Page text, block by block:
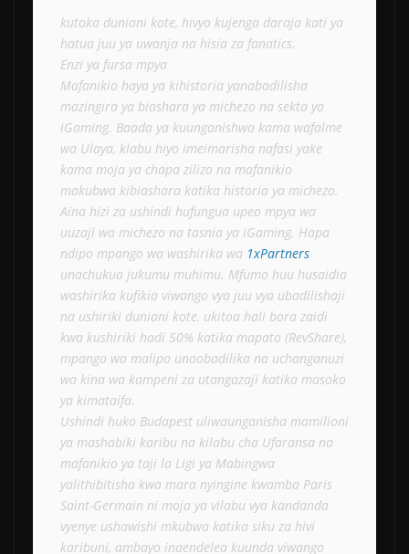
kutoka duniani kote, hivyo kujenga daraja kati ya
hatua juu ya uwanja na hisia za fanatics.
Enzi ya fursa mpya
Mafanikio haya ya kihistoria yanabadilisha
mazingira ya biashara ya michezo na sekta ya
iGaming. Baada ya kuunganishwa kama wafalme
wa Ulaya, klabu hiyo imeimarisha nafasi yake
kama moja ya chapa zilizo na mafanikio
makubwa kibiashara katika historia ya michezo.
Aina hizi za ushindi hufungua upeo mpya wa
uuzaji wa michezo na tasnia ya iGaming. Hapa
ndipo mpango wa washirika wa
unachukua jukumu muhimu. Mfumo huu husaidia
washirika kufikia viwango vya juu vya ubadilishaji
na ushiriki duniani kote, ukitoa hali bora zaidi
kwa kushiriki hadi 50% katika mapato (RevShare),
mpango wa malipo unaobadilika na uchanganuzi
wa kina wa kampeni za utangazaji katika masoko
ya kimataifa.
Ushindi huko Budapest uliwaunganisha mamilioni
ya mashabiki karibu na kilabu cha Ufaransa na
mafanikio ya taji la Ligi ya Mabingwa
yalithibitisha kwa mara nyingine kwamba Paris
Saint-Germain ni moja ya vilabu vya kandanda
vyenye ushawishi mkubwa katika siku za hivi
karibuni, ambayo inaendelea kuunda viwango